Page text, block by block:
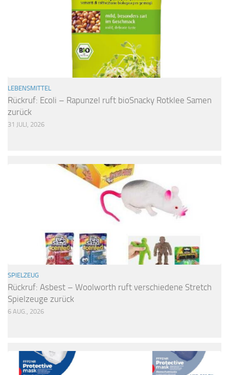
LEBENSMITTEL
Rückruf: Ecoli – Rapunzel ruft bioSnacky Rotklee Samen
zurück
31 JULI, 2026
SPIELZEUG
Rückruf: Asbest – Woolworth ruft verschiedene Stretch
Spielzeuge zurück
6 AUG., 2026